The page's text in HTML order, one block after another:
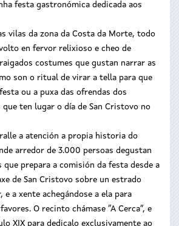
festa gastronómica dedicada aos
vilas da zona da Costa da Morte, todo
en fervor relixioso e cheo de
costumes que gustan narrar as
son o ritual de virar a tella para que
ou a puxa das ofrendas dos
que ten lugar o día de San Cristovo no
a atención a propia historia do
arredor de 3.000 persoas degustan
que prepara a comisión da festa desde a
de San Cristovo sobre un estrado
e a xente achegándose a ela para
O recinto chámase “A Cerca”, e
XIX para dedicalo exclusivamente ao